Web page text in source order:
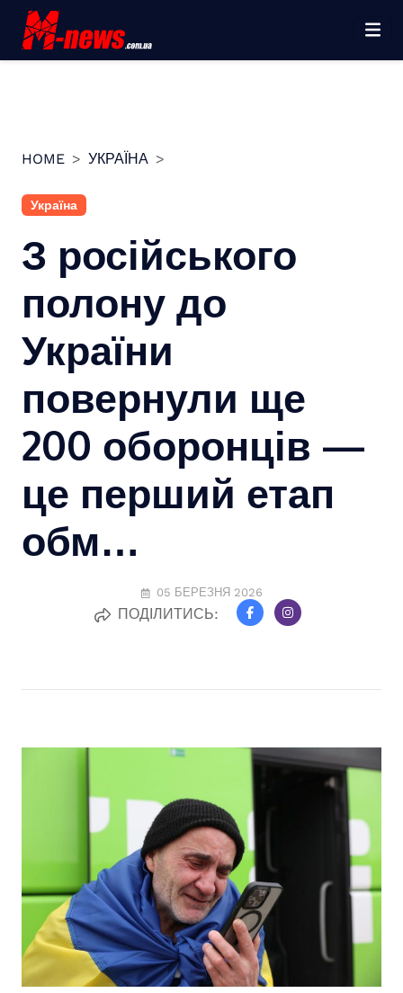
Перейти
вмісту
HOME УКРАЇНА
Україна
З російського
полону до
України
повернули ще
200 оборонців —
це перший етап
обм…
05 БЕРЕЗНЯ 2026
ПОДІЛИТИСЬ: